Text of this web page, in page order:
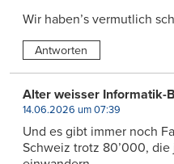
Wir haben’s vermutlich
Antworten
Alter weisser Informatik-
14.06.2026 um 07:39
Und es gibt immer noch
Schweiz trotz 80’000,